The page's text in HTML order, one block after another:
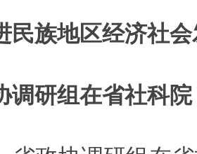
民族地区经济社
调研组在省社科